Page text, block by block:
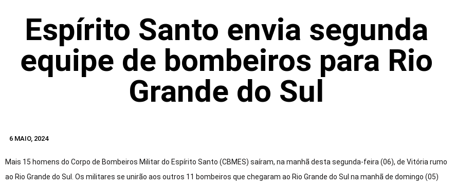
Espírito Santo envia segunda
equipe de bombeiros para Rio
Grande do Sul
6 MAIO, 2024
Mais 15 homens do Corpo de Bombeiros Militar do Espírito Santo (CBMES) saíram, na manhã desta segunda-feira (06), de Vitória rumo
ao Rio Grande do Sul. Os militares se unirão aos outros 11 bombeiros que chegaram ao Rio Grande do Sul na manhã de domingo (05)